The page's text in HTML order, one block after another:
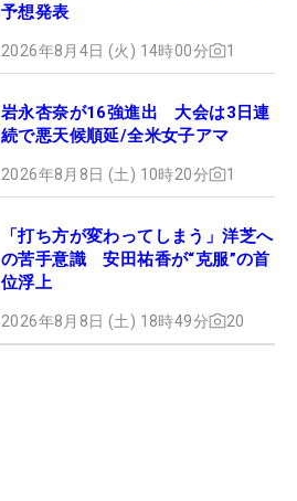
予想発表
2026年8月4日 (火) 14時00分 1
岩永杏奈が16強進出 大会は3日連
続で悪天候順延/全米女子アマ
2026年8月8日 (土) 10時20分 1
「打ち方が変わってしまう」洋芝へ
の苦手意識 安田祐香が“克服”の首
位浮上
2026年8月8日 (土) 18時49分 20